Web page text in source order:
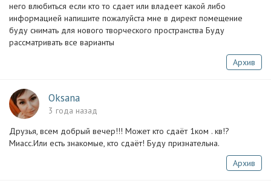
него влюбиться если кто то сдает или владеет какой либо
информацией напишите пожалуйста мне в директ помещение
буду снимать для нового творческого пространства Буду
рассматривать все варианты
Архив
Oksana
3 года назад
Друзья, всем добрый вечер!!! Может кто сдаёт 1ком . кв!?
Миасс.Или есть знакомые, кто сдаёт! Буду признательна.
Архив